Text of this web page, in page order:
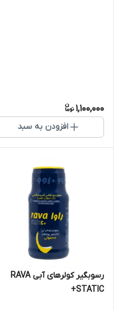
1,100,000
افزودن به سبد
رسوبگیر کولرهای آبی RAVA
STATIC+